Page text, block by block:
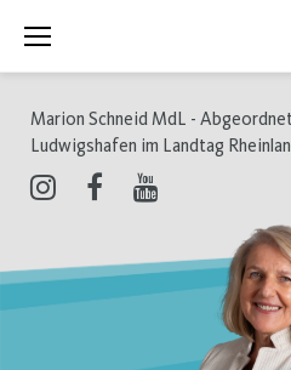
Inhalt
Marion Schneid MdL -
Ludwigshafen im Landtag